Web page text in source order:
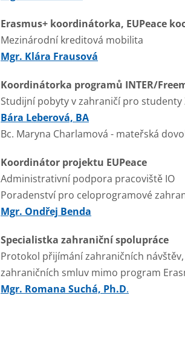
Erasmus+ koordinátorka, EUPeace
Mezinárodní kreditová mobilita
Mgr. Klára Frausová
Koordinátorka programů INTER/
Studijní pobyty v zahraničí pro studenty
Bára Leberová, BA
Bc. Maryna Charlamová - mateřská
Koordinátor projektu EUPeace
Administrativní podpora pracoviště IO
Poradenství pro celoprogramové
Mgr. Ondřej Benda
Specialistka zahraniční spolupráce
Protokol přijímání zahraničních
zahraničních smluv mimo program
Mgr. Romana Suchá, Ph.D.